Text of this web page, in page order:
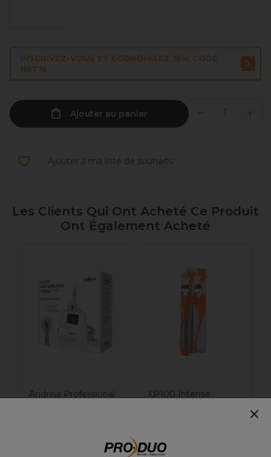
INSCRIVEZ-VOUS ET ÉCONOMISEZ 15%: CODE
RET15
Ajouter au panier
Ajouter à ma liste de souhaits
Les Clients Qui Ont Acheté Ce Produit
Ont Également Acheté
Andreia Professional
XP100 Intense
10,55€
×